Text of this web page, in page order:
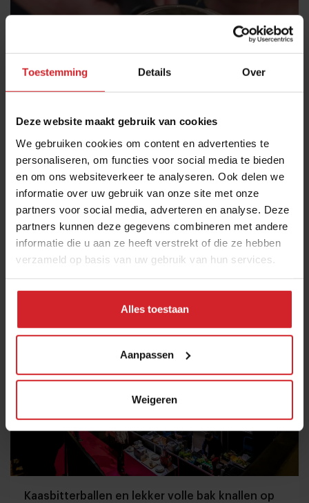
Toestemming Details Over
Deze website maakt gebruik van cookies
We gebruiken cookies om content en advertenties te
personaliseren, om functies voor social media te bieden
en om ons websiteverkeer te analyseren. Ook delen we
informatie over uw gebruik van onze site met onze
partners voor social media, adverteren en analyse. Deze
partners kunnen deze gegevens combineren met andere
informatie die u aan ze heeft verstrekt of die ze hebben
verzameld op basis van uw gebruik van hun services.
Alles toestaan
Aanpassen
Weigeren
Bij Teapublic zetten ze verse thee met een
espresso-apparaat
Cool concept | Ken je dit foodservice bedrijf al?
26 september 2022 | 2:04
Café's & Bars Drinks
Kaasbitterballen en lekker volle bak knallen op